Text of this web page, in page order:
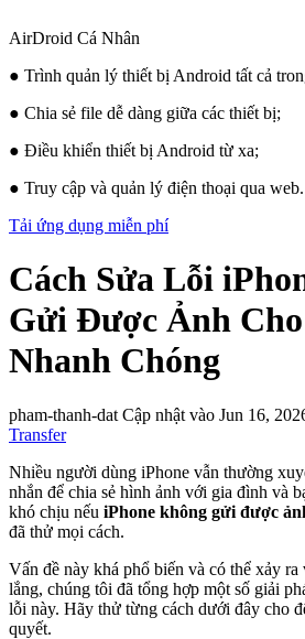
AirDroid Cá Nhân
● Trình quản lý thiết bị Android tất cả
● Chia sẻ file dễ dàng giữa các thiết bị;
● Điều khiển thiết bị Android từ xa;
● Truy cập và quản lý điện thoại qua web.
Tải ứng dụng miễn phí
Cách Sửa Lỗi
Gửi Được Ảnh
Nhanh Chóng
pham-thanh-dat Cập nhật vào Jun 16,
Transfer
Nhiều người dùng iPhone vẫn thường
nhắn để chia sẻ hình ảnh với gia đình và
khó chịu nếu iPhone không gửi được
đã thử mọi cách.
Vấn đề này khá phổ biến và có thể xảy
lắng, chúng tôi đã tổng hợp một số giải
lỗi này. Hãy thử từng cách dưới đây cho
quyết.